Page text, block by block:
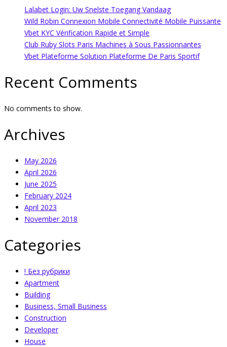
Lalabet Login: Uw Snelste Toegang Vandaag
Wild Robin Connexion Mobile Connectivité Mobile Puissante
Vbet KYC Vérification Rapide et Simple
Club Ruby Slots Paris Machines à Sous Passionnantes
Vbet Plateforme Solution Plateforme De Paris Sportif
Recent Comments
No comments to show.
Archives
May 2026
April 2026
June 2025
February 2024
April 2023
November 2018
Categories
! Без рубрики
Apartment
Building
Business, Small Business
Construction
Developer
House